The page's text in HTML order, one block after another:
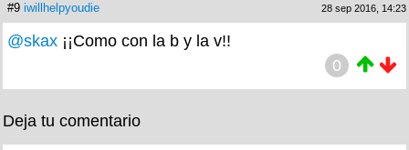
#9 iwillhelpyoudie 28 sep 2016, 14:23
@skax ¡¡Como con la b y la v!!
0
Deja tu comentario